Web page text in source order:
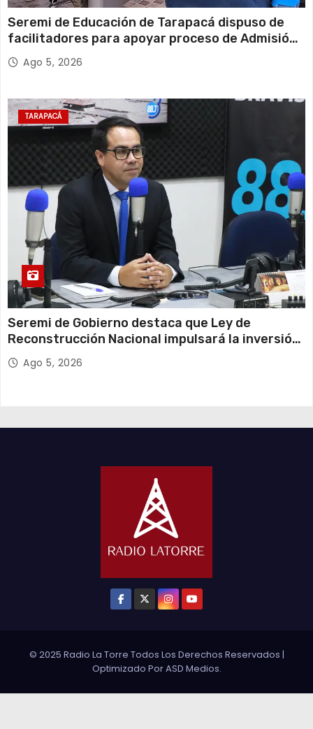
Seremi de Educación de Tarapacá dispuso de
facilitadores para apoyar proceso de Admisión
Escolar 2027
Ago 5, 2026
TARAPACÁ
Seremi de Gobierno destaca que Ley de
Reconstrucción Nacional impulsará la inversión
y el empleo en Tarapacá
Ago 5, 2026
© 2025 Radio La Torre Todos Los Derechos Reservados |
Optimizado PorASD Medios.